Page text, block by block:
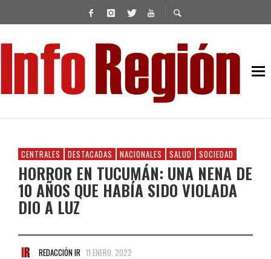
CENTRALES DESTACADAS NACIONALES SALUD SOCIEDAD
HORROR EN TUCUMÁN: UNA NENA DE
10 AÑOS QUE HABÍA SIDO VIOLADA
DIO A LUZ
REDACCIÓN IR 11 ENERO, 2022